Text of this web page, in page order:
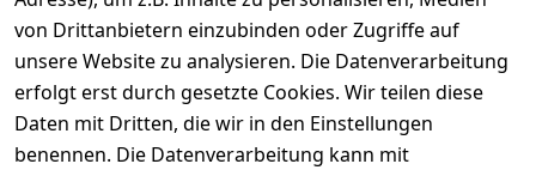
von Drittanbietern einzubinden oder Zugriffe auf
unsere Website zu analysieren. Die Datenverarbeitung
erfolgt erst durch gesetzte Cookies. Wir teilen diese
Daten mit Dritten, die wir in den Einstellungen
benennen. Die Datenverarbeitung kann mit
2.400 m² bieten wir Dir die beste Beratung zu
Kinderfahrrädern über E-MTBs bis hin zu
Lastenfahrrädern und Elektrorollern.
EINKAUFEN